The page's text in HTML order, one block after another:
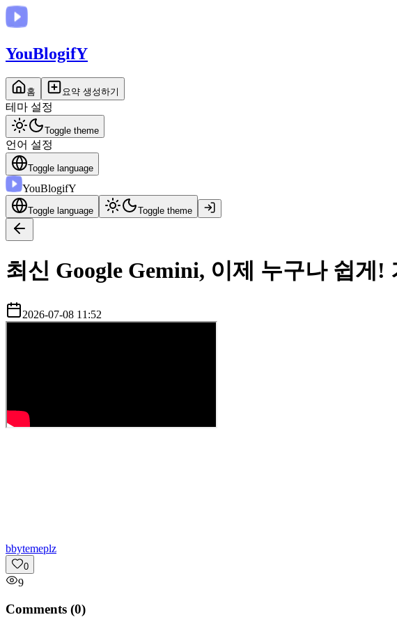
YouBlogifY
홈 요약 생성하기
테마 설정
Toggle theme
언어 설정
Toggle language
YouBlogifY
Toggle language Toggle theme
최신 Google Gemini, 이제 누구나 쉽게
2026-07-08 11:52
bbytemeplz
0
9
Comments (0)